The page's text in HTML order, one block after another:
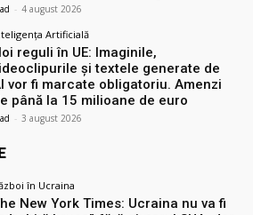
- 4 august 2026
Artificială
reguli în UE: Imaginile,
și textele generate de
vor fi marcate obligatoriu. Amenzi
până la 15 milioane de euro
- 3 august 2026
în Ucraina
New York Times: Ucraina nu va fi